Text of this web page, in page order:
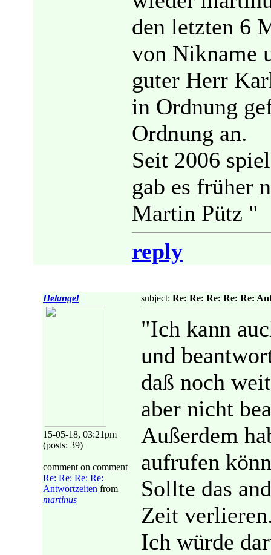
den letzten 6
von Nikname
guter Herr
in Ordnung
Ordnung an.
Seit 2006
gab es früher
Martin Pütz "
reply
Helangel
15-05-18, 03:21pm
(posts: 39)
comment on comment
Re: Re: Re: Re:
Antwortzeiten from
martinus
subject: Re: Re: Re: Re: Re:
"Ich kann
und
daß noch
aber nicht
Außerdem
aufrufen
Sollte das
Zeit
Ich würde